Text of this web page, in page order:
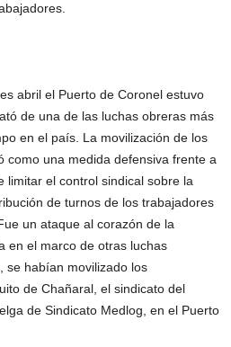
abril el Puerto de Coronel estuvo
de una de las luchas obreras más
en el país. La movilización de los
como una medida defensiva frente a
limitar el control sindical sobre la
de turnos de los trabajadores
un ataque al corazón de la
en el marco de otras luchas
se habían movilizado los
de Chañaral, el sindicato del
de Sindicato Medlog, en el Puerto